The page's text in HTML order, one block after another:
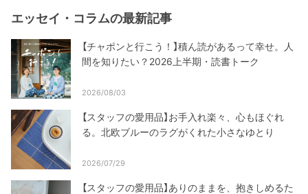
エッセイ・コラムの最新記事
【チャポンと行こう！】積ん読があるって幸せ。人
間を知りたい？2026上半期・読書トーク
2026/08/03
【スタッフの愛用品】お手入れ楽々、心もほぐれ
る。北欧ブルーのラグがくれた小さなゆとり
2026/07/29
【スタッフの愛用品】ありのままを、抱きしめるた